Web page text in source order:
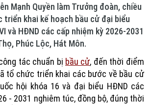
Mạnh Quyền làm Trưởng đoàn, chiều
triển khai kế hoạch bầu cử đại biểu
và HĐND các cấp nhiệm kỳ 2026-2031
Phúc Lộc, Hát Môn.
tác chuẩn bị bầu cử, đến thời điểm
tổ chức triển khai các bước về bầu cử
hội khóa 16 và đại biểu HĐND các
- 2031 nghiêm túc, đồng bộ, đúng thời